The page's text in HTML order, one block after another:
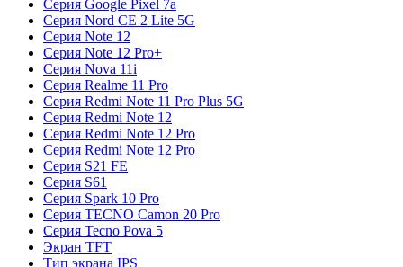
Серия Google Pixel 7a
Серия Nord CE 2 Lite 5G
Серия Note 12
Серия Note 12 Pro+
Серия Nova 11i
Серия Realme 11 Pro
Серия Redmi Note 11 Pro Plus 5G
Серия Redmi Note 12
Серия Redmi Note 12 Pro
Серия Redmi Note 12 Pro
Серия S21 FE
Серия S61
Серия Spark 10 Pro
Серия TECNO Camon 20 Pro
Серия Tecno Pova 5
Экран TFT
Тип экрана IPS